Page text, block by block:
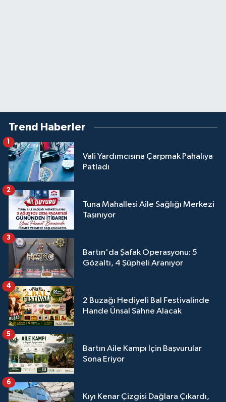
Trend Haberler
Vali Yardımcısına Çarpmak Pahalıya
Patladı
Tuna Mahallesi Aile Sağlığı Merkezi
Taşınıyor
2
Bartın'da Şafak Operasyonu: 5
Gözaltı, 4 Şüpheli Aranıyor
3
2 Buzağı Hediyeli Bal Festivalinde
Hande Ünsal Sahne Alacak
4
Bartın Aile Kampı İçin Başvurular
Sona Eriyor
5
Kıyı Kenar Çizgisi Dağlara Çıkardı,
6